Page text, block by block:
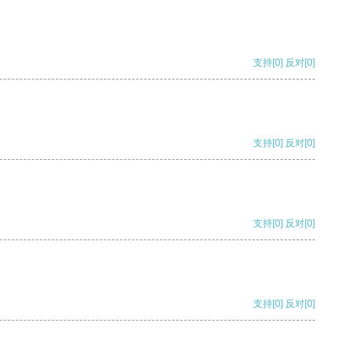
支持[0] 反对[0]
支持[0] 反对[0]
支持[0] 反对[0]
支持[0] 反对[0]